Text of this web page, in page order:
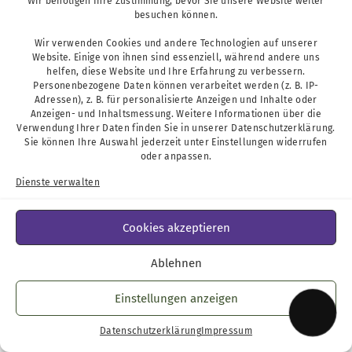
besuchen können.
Wir verwenden Cookies und andere Technologien auf unserer
Website. Einige von ihnen sind essenziell, während andere uns
helfen, diese Website und Ihre Erfahrung zu verbessern.
Personenbezogene Daten können verarbeitet werden (z. B. IP-
Adressen), z. B. für personalisierte Anzeigen und Inhalte oder
Anzeigen- und Inhaltsmessung. Weitere Informationen über die
Verwendung Ihrer Daten finden Sie in unserer Datenschutzerklärung.
Sie können Ihre Auswahl jederzeit unter Einstellungen widerrufen
oder anpassen.
Dienste verwalten
Cookies akzeptieren
Ablehnen
Einstellungen anzeigen
DatenschutzerklärungImpressum